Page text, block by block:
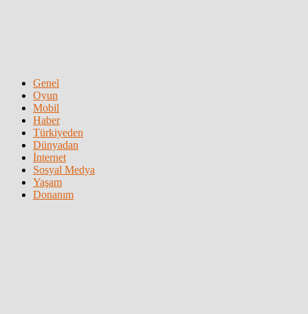
Genel
Oyun
Mobil
Haber
Türkiyeden
Dünyadan
İnternet
Sosyal Medya
Yaşam
Donanım